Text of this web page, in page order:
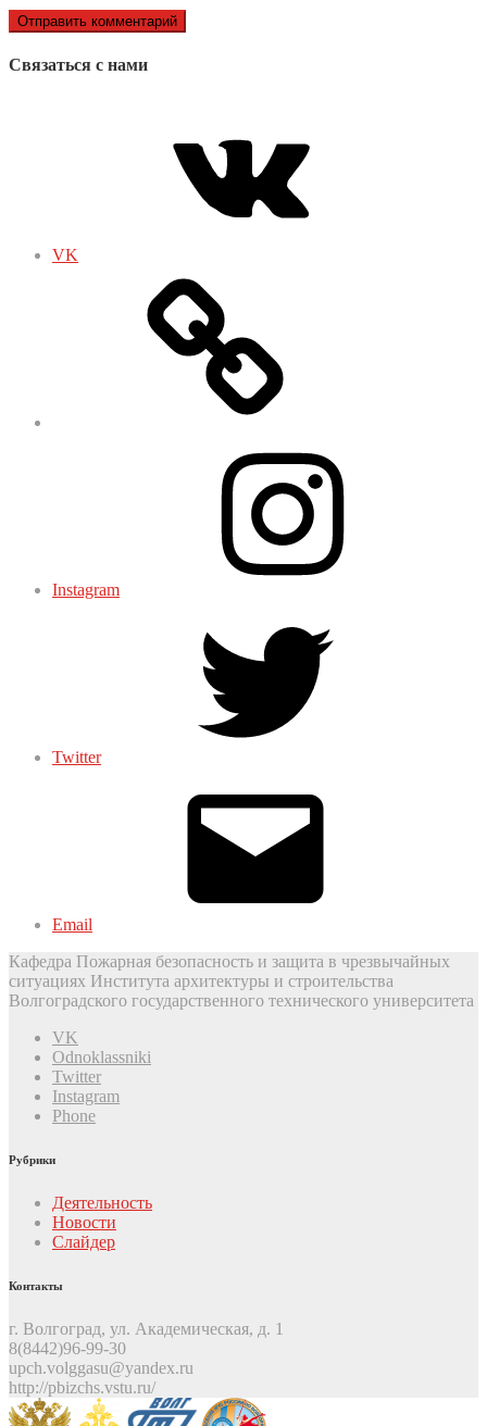
Связаться с нами
VK
Instagram
Twitter
Email
Кафедра Пожарная безопасность и защита в чрезвычайных
ситуациях Института архитектуры и строительства
Волгоградского государственного технического университета
VK
Odnoklassniki
Twitter
Instagram
Phone
Рубрики
Деятельность
Новости
Слайдер
Контакты
г. Волгоград, ул. Академическая, д. 1
8(8442)96-99-30
upch.volggasu@yandex.ru
http://pbizchs.vstu.ru/